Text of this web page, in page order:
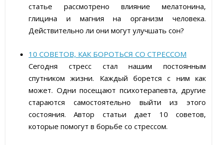
статье рассмотрено влияние мелатонина,
глицина и магния на организм человека.
Действительно ли они могут улучшать сон?
10 СОВЕТОВ, КАК БОРОТЬСЯ СО СТРЕССОМ
Сегодня стресс стал нашим постоянным
спутником жизни. Каждый борется с ним как
может. Одни посещают психотерапевта, другие
стараются самостоятельно выйти из этого
состояния. Автор статьи дает 10 советов,
которые помогут в борьбе со стрессом.